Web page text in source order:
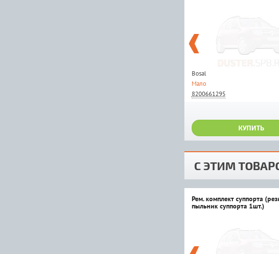
Bosal
Мало
8200661295
КУПИТЬ
С ЭТИМ
Рем. комплект суппорта
пыльник суппорта 1шт.)